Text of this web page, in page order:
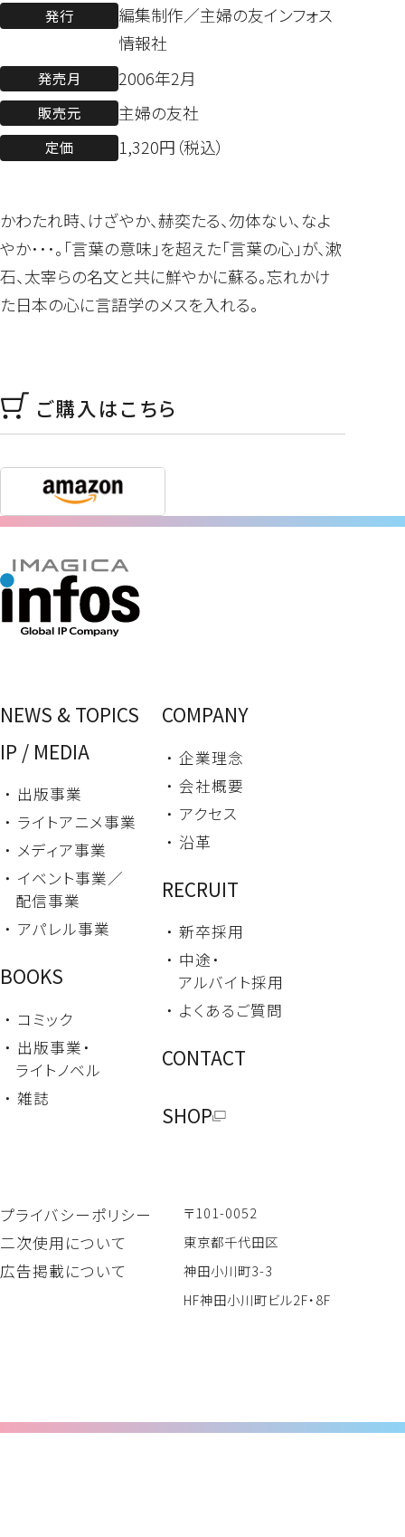
発行
編集制作／主婦の友インフォス
情報社
発売月 2006年2月
販売元 主婦の友社
定価 1,320円（税込）
かわたれ時、けざやか、赫奕たる、勿体ない、なよ
やか･･･。「言葉の意味」を超えた「言葉の心」が、漱
石、太宰らの名文と共に鮮やかに蘇る。忘れかけ
た日本の心に言語学のメスを入れる。
ご購入はこちら
プライバシーポリシー
二次使用について
広告掲載について
〒101-0052
東京都千代田区
神田小川町3-3
HF神田小川町ビル2F・8F
NEWS & TOPICS
IP / MEDIA
・ 出版事業
・ ライトアニメ事業
・ メディア事業
・ イベント事業／
配信事業
・ アパレル事業
BOOKS
・ コミック
・ 出版事業・
ライトノベル
・ 雑誌
COMPANY
・ 企業理念
・ 会社概要
・ アクセス
・ 沿革
RECRUIT
・ 新卒採用
・ 中途・
アルバイト採用
・ よくあるご質問
CONTACT
SHOP